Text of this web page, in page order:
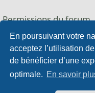
En poursuivant votre
acceptez l’utilisation
de bénéficier d’une
optimale. En savoir
Permissions du forum
Vousne pouvez pasrépondre aux
Vousne pouvez pasmodifier vos
Vousne pouvez passupprimer vos
Vousne pouvez pastransférer de
Le site Mange des fleurs
Développé par